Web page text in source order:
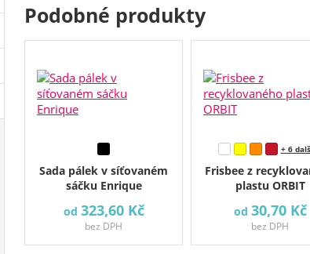
Podobné produkty
Sada pálek v síťovaném
sáčku Enrique
od 323,60 Kč
bez DPH
Frisbee z
plastu ORBIT
+ 6
od 30,70 Kč
bez DPH